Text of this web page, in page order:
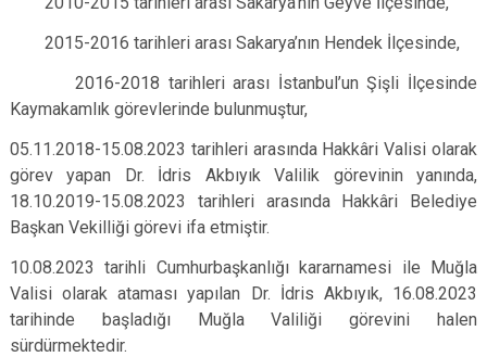
2015-2016 tarihleri arası Sakarya’nın Hendek İlçesinde,
2016-2018 tarihleri arası İstanbul’un Şişli İlçesinde
Kaymakamlık görevlerinde bulunmuştur,
05.11.2018-15.08.2023 tarihleri arasında Hakkâri Valisi olarak
görev yapan Dr. İdris Akbıyık Valilik görevinin yanında,
18.10.2019-15.08.2023 tarihleri arasında Hakkâri Belediye
Başkan Vekilliği görevi ifa etmiştir.
10.08.2023 tarihli Cumhurbaşkanlığı kararnamesi ile Muğla
Valisi olarak ataması yapılan Dr. İdris Akbıyık, 16.08.2023
tarihinde başladığı Muğla Valiliği görevini halen
sürdürmektedir.